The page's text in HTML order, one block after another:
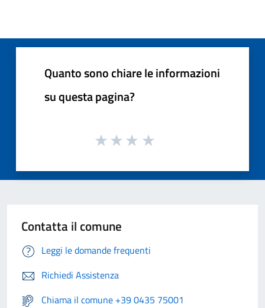
Quanto sono chiare le informazioni
su questa pagina?
Contatta il comune
Leggi le domande frequenti
Richiedi Assistenza
Chiama il comune +39 0435 75001